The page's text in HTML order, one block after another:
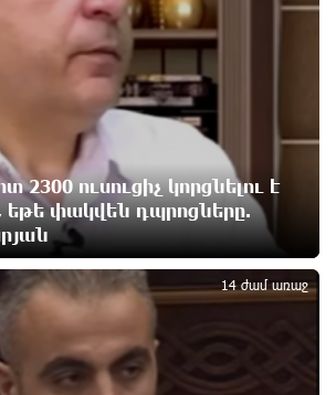
12 ժամ առաջ
նկատմամբ իրականացվող
միահեծան իշխանության
է. Հանրային Դաշինք
12 ժամ առաջ
իշխանության և ընդդիմության
պայքարում տուժում է միայն ու
քաղաքացին. Աննա Կոստանյան
12 ժամ առաջ
հայտանաբերել են մոլորված
2300 ուսուցիչ կորցնելու է
փակվեն դպրոցները.
14 ժամ առաջ